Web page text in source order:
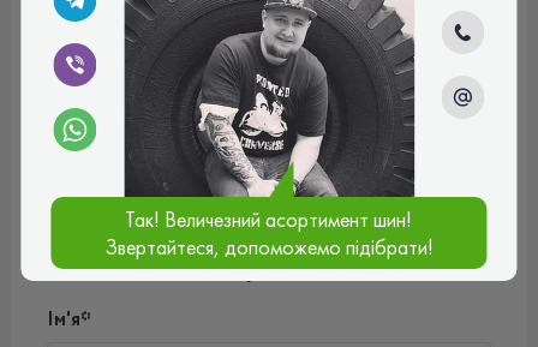
Дмитро
Достойна гума. Добрий протектор як для вологої
трави так і на трасі у дощ, зимою не планую на ній
їздити. Добре тримає машину на поворотах, не шумна
та достатньо економна за витратою палива.
Рейтинг:
(5.0)
Написати коментар
Ім'я*
Так! Величезний асортимент шин!
Звертайтеся, допоможемо підібрати!